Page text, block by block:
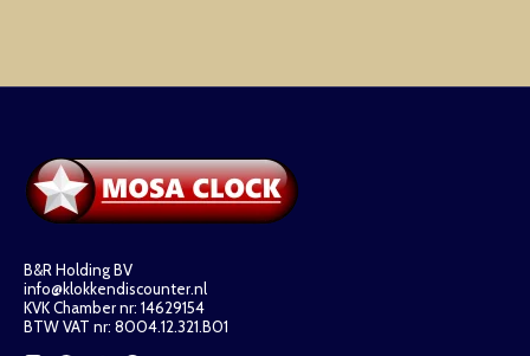
B&R Holding BV
info@klokkendiscounter.nl
KVK Chamber nr: 14629154
BTW VAT nr: 8004.12.321.B01